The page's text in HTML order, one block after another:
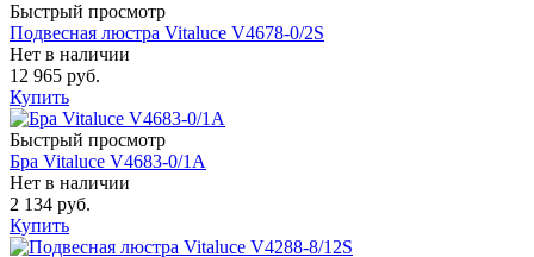
Быстрый просмотр
Подвесная люстра Vitaluce V4678-0/2S
Нет в наличии
12 965 руб.
Купить
Быстрый просмотр
Бра Vitaluce V4683-0/1A
Нет в наличии
2 134 руб.
Купить